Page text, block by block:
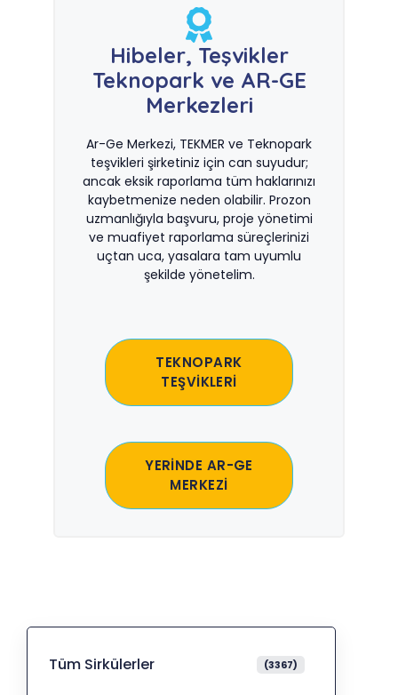
Hibeler, Teşvikler
Teknopark ve AR-GE
Merkezleri
Ar-Ge Merkezi, TEKMER ve Teknopark
teşvikleri şirketiniz için can suyudur;
ancak eksik raporlama tüm haklarınızı
kaybetmenize neden olabilir. Prozon
uzmanlığıyla başvuru, proje yönetimi
ve muafiyet raporlama süreçlerinizi
uçtan uca, yasalara tam uyumlu
şekilde yönetelim.
TEKNOPARK
TEŞVİKLERİ
YERİNDE AR-GE
MERKEZİ
Tüm Sirkülerler (3367)